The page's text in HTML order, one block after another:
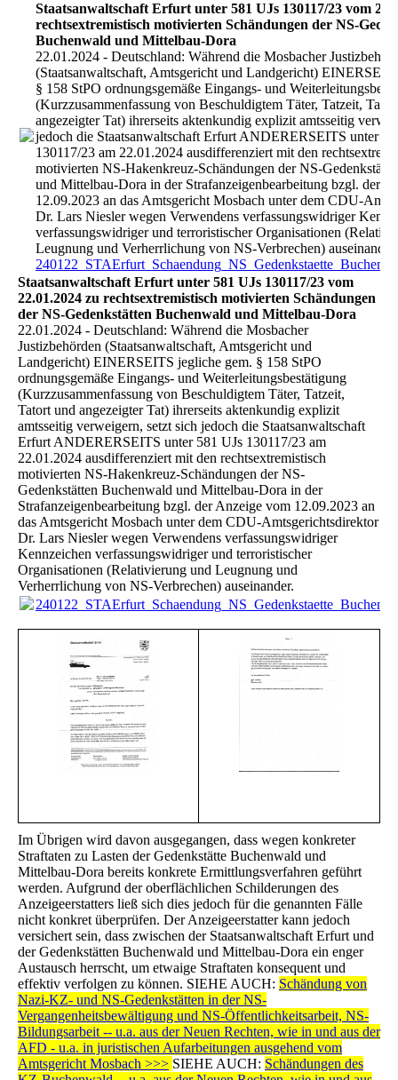
Staatsanwaltschaft Erfurt unter 581 UJs 130117/23 vom
rechtsextremistisch motivierten Schändungen der NS-
Buchenwald und Mittelbau-Dora
22.01.2024 - Deutschland: Während die Mosbacher
(Staatsanwaltschaft, Amtsgericht und Landgericht)
§ 158 StPO ordnungsgemäße Eingangs- und
(Kurzzusammenfassung von Beschuldigtem Täter, Tatzeit,
angezeigter Tat) ihrerseits aktenkundig explizit amtsseitig
jedoch die Staatsanwaltschaft Erfurt ANDERERSEITS unter
130117/23 am 22.01.2024 ausdifferenziert mit den
motivierten NS-Hakenkreuz-Schändungen der NS-
und Mittelbau-Dora in der Strafanzeigenbearbeitung bzgl. der
12.09.2023 an das Amtsgericht Mosbach unter dem CDU-
Dr. Lars Niesler wegen Verwendens verfassungswidriger
verfassungswidriger und terroristischer Organisationen
Leugnung und Verherrlichung von NS-Verbrechen) auseinander.
Staatsanwaltschaft Erfurt unter 581 UJs 130117/23 vom
22.01.2024 zu rechtsextremistisch motivierten Schändungen
der NS-Gedenkstätten Buchenwald und Mittelbau-Dora
22.01.2024 - Deutschland: Während die Mosbacher
Justizbehörden (Staatsanwaltschaft, Amtsgericht und
Landgericht) EINERSEITS jegliche gem. § 158 StPO
ordnungsgemäße Eingangs- und Weiterleitungsbestätigung
(Kurzzusammenfassung von Beschuldigtem Täter, Tatzeit,
Tatort und angezeigter Tat) ihrerseits aktenkundig explizit
amtsseitig verweigern, setzt sich jedoch die Staatsanwaltschaft
Erfurt ANDERERSEITS unter 581 UJs 130117/23 am
22.01.2024 ausdifferenziert mit den rechtsextremistisch
motivierten NS-Hakenkreuz-Schändungen der NS-
Gedenkstätten Buchenwald und Mittelbau-Dora in der
Strafanzeigenbearbeitung bzgl. der Anzeige vom 12.09.2023 an
das Amtsgericht Mosbach unter dem CDU-Amtsgerichtsdirektor
Dr. Lars Niesler wegen Verwendens verfassungswidriger
Kennzeichen verfassungswidriger und terroristischer
Organisationen (Relativierung und Leugnung und
Verherrlichung von NS-Verbrechen) auseinander.
Im Übrigen wird davon ausgegangen, dass wegen konkreter
Straftaten zu Lasten der Gedenkstätte Buchenwald und
Mittelbau-Dora bereits konkrete Ermittlungsverfahren geführt
werden. Aufgrund der oberflächlichen Schilderungen des
Anzeigeerstatters ließ sich dies jedoch für die genannten Fälle
nicht konkret überprüfen. Der Anzeigeerstatter kann jedoch
versichert sein, dass zwischen der Staatsanwaltschaft Erfurt und
der Gedenkstätten Buchenwald und Mittelbau-Dora ein enger
Austausch herrscht, um etwaige Straftaten konsequent und
effektiv verfolgen zu können. SIEHE AUCH: Schändung von
Nazi-KZ- und NS-Gedenkstätten in der NS-
Vergangenheitsbewältigung und NS-Öffentlichkeitsarbeit, NS-
Bildungsarbeit -- u.a. aus der Neuen Rechten, wie in und aus der
AFD - u.a. in juristischen Aufarbeitungen ausgehend vom
Amtsgericht Mosbach >>> SIEHE AUCH: Schändungen des